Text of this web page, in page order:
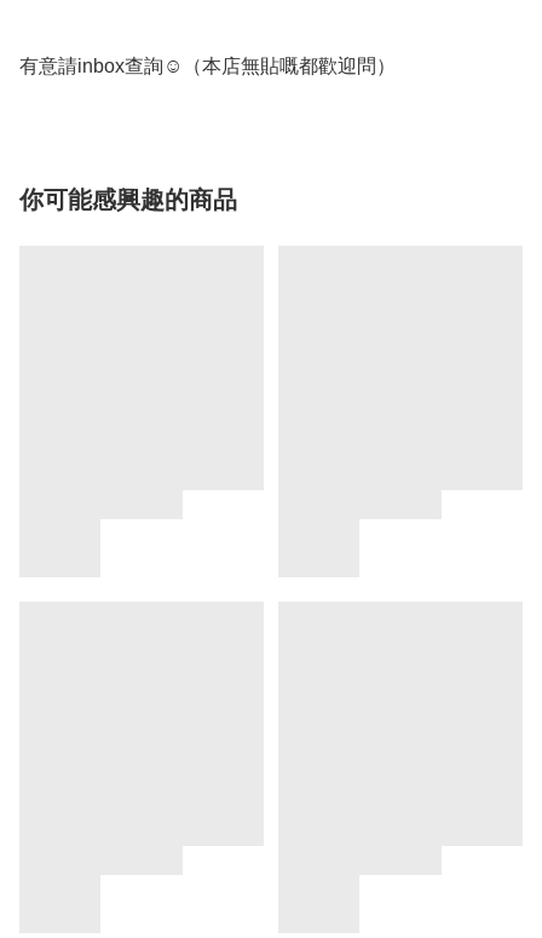
有意請inbox查詢☺️（本店無貼嘅都歡迎問） 
你可能感興趣的商品